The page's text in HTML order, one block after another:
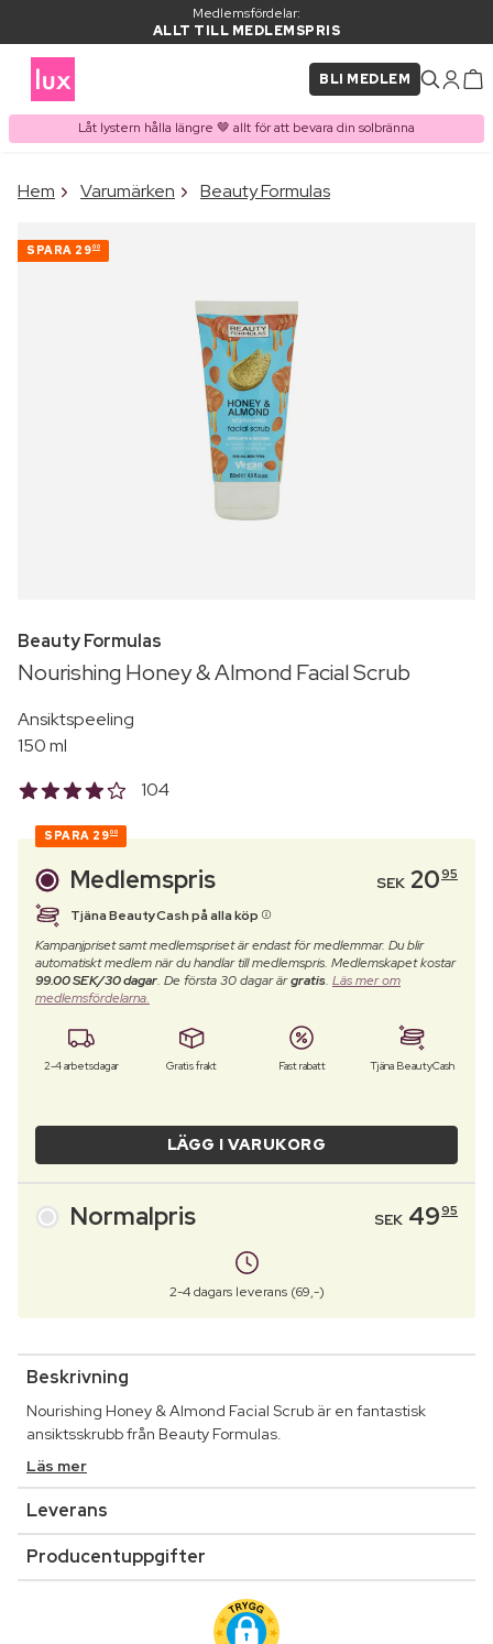
Medlemsfördelar:
ALLT TILL MEDLEMSPRIS
BLI MEDLEM
Låt lystern hålla längre 🤎 allt för att bevara din solbränna
PRODUKT I VARUKORGEN
Ofta köpt tillsammans med
Hem Varumärken Beauty Formulas
SPARA 2900
Beauty Formulas
Nourishing Honey & Almond Facial Scrub
Ansiktspeeling
150 ml
104
SPARA 2900
Medlemspris SEK 2095
Tjäna BeautyCash på alla köp
Kampanjpriset samt medlemspriset är endast för medlemmar. Du blir
automatiskt medlem när du handlar till medlemspris. Medlemskapet kostar
99.00 SEK/30 dagar. De första 30 dagar ärgratis. Läs mer om
medlemsfördelarna.
2-4 arbetsdagar Gratis frakt Fast rabatt Tjäna BeautyCash
LÄGG I VARUKORG
Normalpris SEK 4995
2-4 dagars leverans (69,-)
Beskrivning
Nourishing Honey & Almond Facial Scrub är en fantastisk
ansiktsskrubb från Beauty Formulas.
Läs mer
Leverans
Producentuppgifter